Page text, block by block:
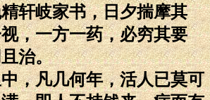
轩岐家书，日夕揣摩其
，一方一药，必穷其要
治。
，凡几何年，活人已莫可